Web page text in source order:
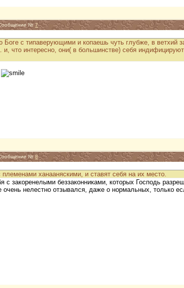
Сообщение №7
Боге с типаверующими и копаешь чуть глубже, в
что интересно, они( в большинстве) себя
Сообщение №8
ханааняскими, и ставят себя на их место.
с закоренелыми беззаконниками, которых Господь
нелестно отзывался, даже о нормальных, только